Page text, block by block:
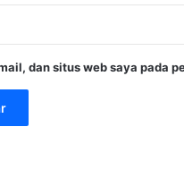
dan situs web saya pada